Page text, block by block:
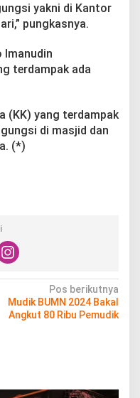
yakni di Kantor
pungkasnya.
Imanudin
terdampak ada
(KK) yang terdampak
di masjid dan
(*)
Pos berikutnya
Mudik BUMN 2024 Bakal
Angkut 80 Ribu Pemudik